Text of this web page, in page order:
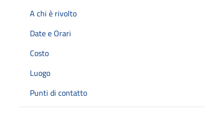
A chi è rivolto
Date e Orari
Costo
Luogo
Punti di contatto